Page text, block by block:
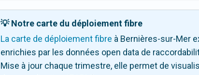
💡 Notre carte du déploiement fibre
La carte de déploiement fibre à Bernières-sur-Mer
enrichies par les données open data de
Mise à jour chaque trimestre, elle permet de